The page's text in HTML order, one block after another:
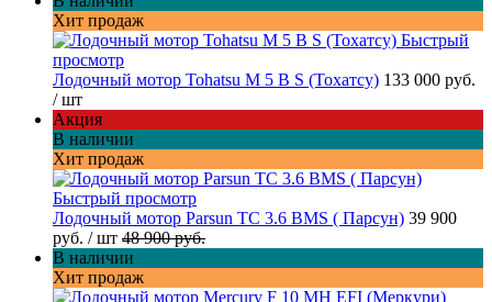
Хит продаж
Быстрый
просмотр
Лодочный мотор Tohatsu M 5 B S (Тохатсу) 133 000 руб.
/ шт
Акция
В наличии
Хит продаж
Быстрый просмотр
Лодочный мотор Parsun TC 3.6 BMS ( Парсун) 39 900
руб. / шт 48 900 руб.
В наличии
Хит продаж